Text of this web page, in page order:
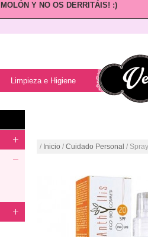
Y NO OS DERRITÁIS! :)
Limpieza e Higiene
/ Inicio / Cuidado Personal /